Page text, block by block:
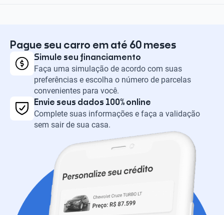
Pague seu carro em até 60 meses
Simule seu financiamento
Faça uma simulação de acordo com suas
preferências e escolha o número de parcelas
convenientes para você.
Envie seus dados 100% online
Complete suas informações e faça a validação
sem sair de sua casa.